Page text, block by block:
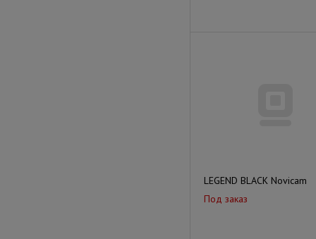
LEGEND BLACK Novicam
Под заказ